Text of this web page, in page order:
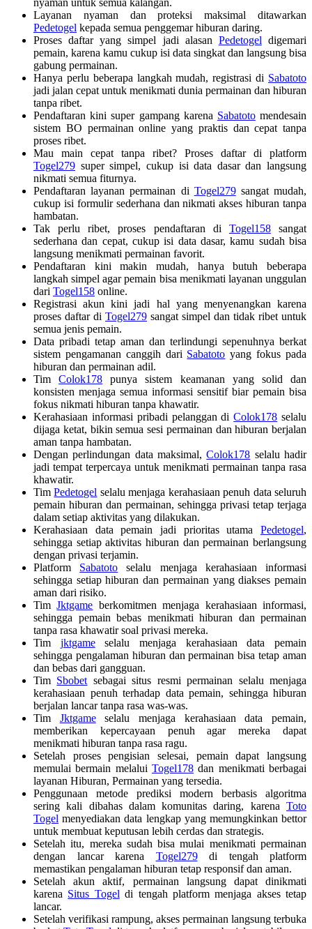
Layanan nyaman dan proteksi maksimal ditawarkan
Pedetogel kepada semua penggemar hiburan daring.
Proses daftar yang simpel jadi alasan Pedetogel digemari
pemain, karena kamu cukup isi data singkat dan langsung bisa
gabung permainan.
Hanya perlu beberapa langkah mudah, registrasi di Sabatoto
jadi jalan cepat untuk menikmati dunia permainan dan hiburan
tanpa ribet.
Pendaftaran kini super gampang karena Sabatotomendesain
sistem BO permainan online yang praktis dan cepat tanpa
proses ribet.
Mau main cepat tanpa ribet? Proses daftar di platform
Togel279 super simpel, cukup isi data dasar dan langsung
nikmati semua fiturnya.
Pendaftaran layanan permainan di Togel279sangat mudah,
cukup isi formulir sederhana dan nikmati akses hiburan tanpa
hambatan.
Tak perlu ribet, proses pendaftaran di Togel158sangat
sederhana dan cepat, cukup isi data dasar, kamu sudah bisa
langsung menikmati permainan favorit.
Pendaftaran kini makin mudah, hanya butuh beberapa
langkah simpel agar pemain bisa menikmati layanan unggulan
dari Togel158 online.
Registrasi akun kini jadi hal yang menyenangkan karena
proses daftar di Togel279 sangat simpel dan tidak ribet untuk
semua jenis pemain.
Data pribadi tetap aman dan terlindungi sepenuhnya berkat
sistem pengamanan canggih dari Sabatoto yang fokus pada
hiburan dan permainan adil.
TimColok178 punya sistem keamanan yang solid dan
konsisten menjaga semua informasi sensitif biar pemain bisa
fokus nikmati hiburan tanpa khawatir.
Kerahasiaan informasi pribadi pelanggan diColok178 selalu
dijaga ketat, bikin semua sesi permainan dan hiburan berjalan
aman tanpa hambatan.
Dengan perlindungan data maksimal,Colok178 selalu hadir
jadi tempat terpercaya untuk menikmati permainan tanpa rasa
khawatir.
TimPedetogel selalu menjaga kerahasiaan penuh data seluruh
pemain hiburan dan permainan, sehingga privasi tetap terjaga
dalam setiap aktivitas yang dilakukan.
Kerahasiaan data pemain jadi prioritas utama Pedetogel,
sehingga setiap aktivitas hiburan dan permainan berlangsung
dengan privasi terjamin.
Platform Sabatoto selalu menjaga kerahasiaan informasi
sehingga setiap hiburan dan permainan yang diakses pemain
aman dari risiko.
TimJktgame berkomitmen menjaga kerahasiaan informasi,
sehingga pemain bebas menikmati hiburan dan permainan
tanpa rasa khawatir soal privasi mereka.
Tim jktgameselalu menjaga kerahasiaan data pemain
sehingga pengalaman hiburan dan permainan bisa tetap aman
dan bebas dari gangguan.
Tim Sbobet sebagai situs resmi permainan selalu menjaga
kerahasiaan penuh terhadap data pemain, sehingga hiburan
berjalan lancar tanpa rasa was-was.
Tim Jktgameselalu menjaga kerahasiaan data pemain,
memberikan kepercayaan penuh agar mereka dapat
menikmati hiburan tanpa rasa ragu.
Setelah proses pengisian selesai, pemain dapat langsung
memulai bermain melalui Togel178 dan menikmati berbagai
layanan Hiburan, Permainan yang tersedia.
Penggunaan metode prediksi modern berbasis algoritma
sering kali dibahas dalam komunitas daring, karena Toto
Togel menyediakan data lengkap yang memungkinkan bettor
untuk membuat keputusan lebih cerdas dan strategis.
Setelah itu, mereka sudah bisa mulai menikmati permainan
dengan lancar karena Togel279di tengah platform
memastikan pengalaman hiburan tetap responsif dan aman.
Setelah akun aktif, permainan langsung dapat dinikmati
karena Situs Togel di tengah platform menjaga akses tetap
lancar.
Setelah verifikasi rampung, akses permainan langsung terbuka